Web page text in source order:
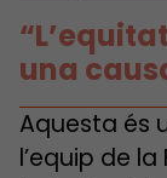
una
Aquesta és
l’equip de